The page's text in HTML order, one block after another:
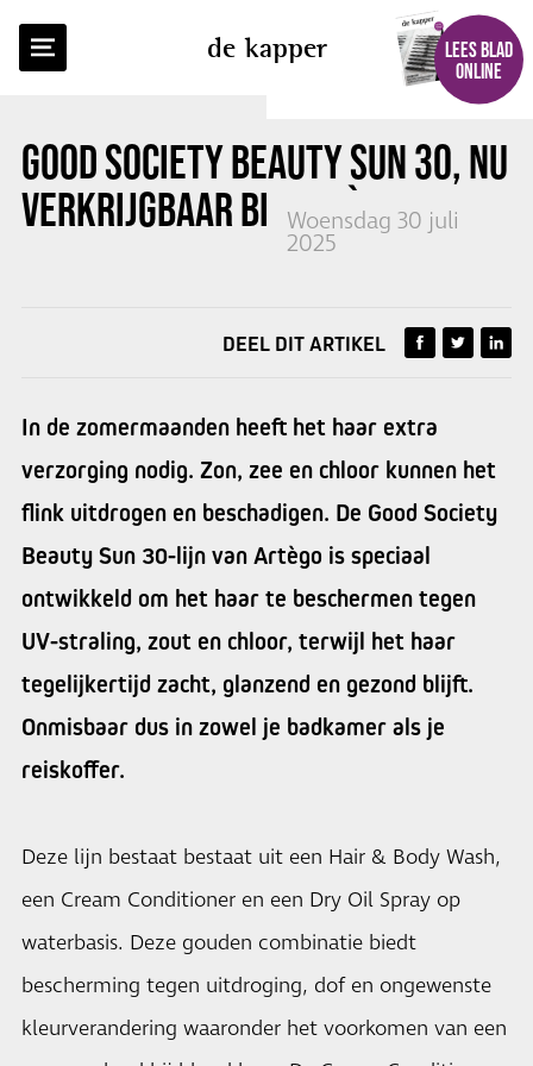
de kapper
LEES BLAD
ONLINE
GOOD SOCIETY BEAUTY SUN 30, NU
VERKRIJGBAAR BIJ ARTÈGO
Woensdag 30 juli
2025
TERUG NAAR OVERZICHT
DEEL DIT ARTIKEL
In de zomermaanden heeft het haar extra
verzorging nodig. Zon, zee en chloor kunnen het
flink uitdrogen en beschadigen. De Good Society
Beauty Sun 30-lijn van Artègo is speciaal
ontwikkeld om het haar te beschermen tegen
UV-straling, zout en chloor, terwijl het haar
tegelijkertijd zacht, glanzend en gezond blijft.
Onmisbaar dus in zowel je badkamer als je
reiskoffer.
Deze lijn bestaat bestaat uit een Hair & Body Wash,
een Cream Conditioner en een Dry Oil Spray op
waterbasis. Deze gouden combinatie biedt
bescherming tegen uitdroging, dof en ongewenste
kleurverandering waaronder het voorkomen van een